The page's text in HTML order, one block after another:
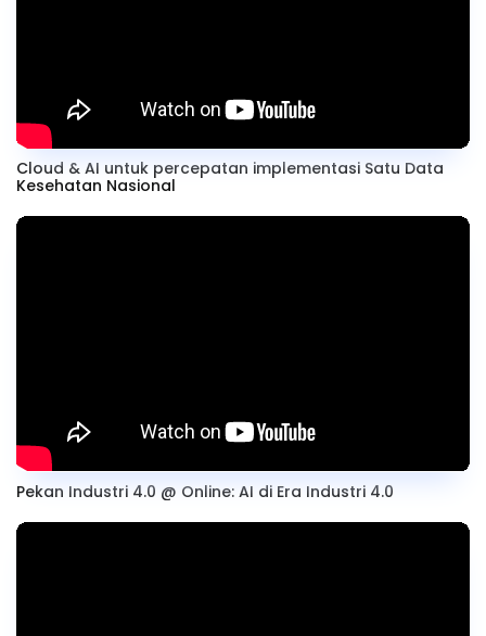
Cloud & AI untuk percepatan implementasi Satu Data
Kesehatan Nasional
Pekan Industri 4.0 @ Online: AI di Era Industri 4.0